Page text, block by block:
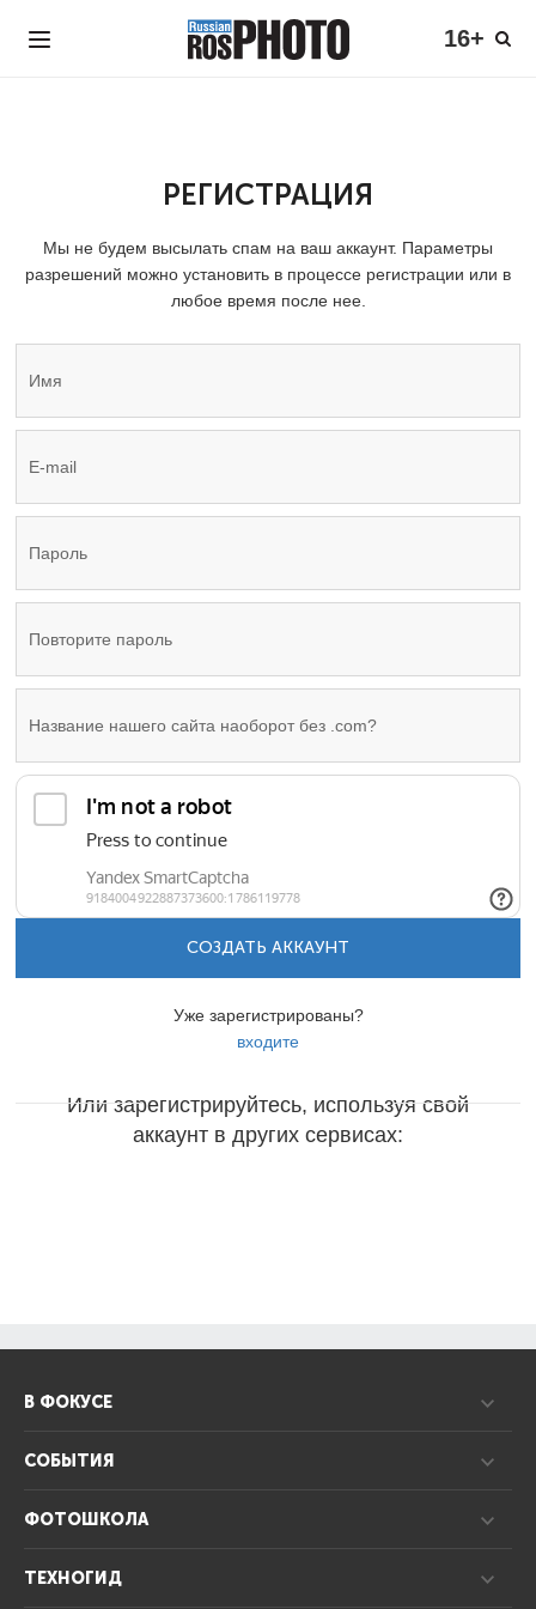
16+
РЕГИСТРАЦИЯ
Мы не будем высылать спам на ваш аккаунт. Параметры
разрешений можно установить в процессе регистрации или в
любое время после нее.
СОЗДАТЬ АККАУНТ
Уже зарегистрированы?
входите
Или зарегистрируйтесь, используя свой
аккаунт в других сервисах:
В ФОКУСЕ
СОБЫТИЯ
ФОТОШКОЛА
ТЕХНОГИД